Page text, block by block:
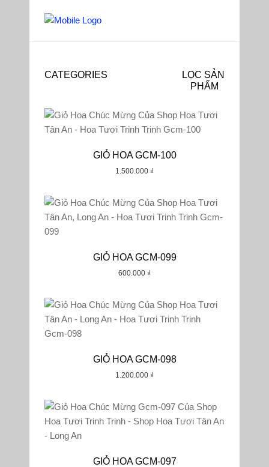
CATEGORIES
LỌC SẢN
PHẨM
Giá: Thấp Đến Cao
₫0-₫500000
₫1500000-₫2000000
2000000₫+
GIỎ HOA GCM-100
1.500.000 ₫
GIỎ HOA GCM-099
600.000 ₫
GIỎ HOA GCM-098
1.200.000 ₫
GIỎ HOA GCM-097